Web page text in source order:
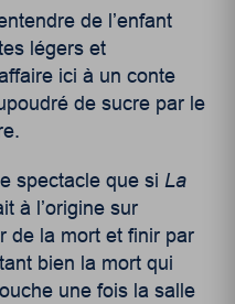
de l’enfant
légers et
ici à un conte
de sucre par le
spectacle que siLa
à l’origine sur
de la mort et finir par
bien la mort qui
une fois la salle